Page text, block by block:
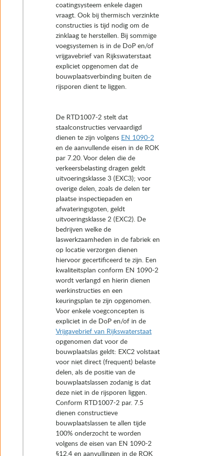
coatingsysteem enkele dagen
vraagt. Ook bij thermisch verzinkte
constructies is tijd nodig om de
zinklaag te herstellen. Bij sommige
voegsystemen is in de DoP en/of
vrijgavebrief van Rijkswaterstaat
expliciet opgenomen dat de
bouwplaatsverbinding buiten de
rijsporen dient te liggen.
De RTD1007-2 stelt dat
staalconstructies vervaardigd
dienen te zijn volgens EN 1090-2
en de aanvullende eisen in de ROK
par 7.20. Voor delen die de
verkeersbelasting dragen geldt
uitvoeringsklasse 3 (EXC3); voor
overige delen, zoals de delen ter
plaatse inspectiepaden en
afwateringsgoten, geldt
uitvoeringsklasse 2 (EXC2). De
bedrijven welke de
laswerkzaamheden in de fabriek en
op locatie verzorgen dienen
hiervoor gecertificeerd te zijn. Een
kwaliteitsplan conform EN 1090-2
wordt verlangd en hierin dienen
werkinstructies en een
keuringsplan te zijn opgenomen.
Voor enkele voegconcepten is
expliciet in de DoP en/of in de
Vrijgavebrief van Rijkswaterstaat
opgenomen dat voor de
bouwplaatslas geldt: EXC2 volstaat
voor niet direct (frequent) belaste
delen, als de positie van de
bouwplaatslassen zodanig is dat
deze niet in de rijsporen liggen.
Conform RTD1007-2 par. 7.5
dienen constructieve
bouwplaatslassen te allen tijde
100% onderzocht te worden
volgens de eisen van EN 1090-2
§12.4 en aanvullingen in de ROK